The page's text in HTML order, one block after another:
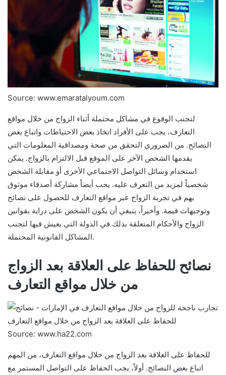
Source: www.emaratalyoum.com
لتجنب الوقوع في مشاكل محتملة أثناء الزواج من خلال مواقع
التعارف، يجب على الأفراد اتخاذ بعض الاحتياطات واتباع بعض
النصائح. من الضروري التحقق من صحة ومصداقية المعلومات التي
يقدمها الشخص الآخر على الموقع قبل الالتزام بالزواج. يمكن
استخدام وسائل التواصل الاجتماعي الأخرى أو مقابلة الشخص
شخصياً لمزيد من التعرف عليه. يجب أيضاً مشاركة أصدقاء موثوق
بهم في تجربة الزواج عبر مواقع التعارف للحصول على نصائح
وتوجيهات قيمة. وأخيراً، ينبغي أن يكون الشخص على دراية بقوانين
الزواج والأحكام المتعلقة بذلك في الدولة التي يعيش فيها لتجنب
المشاكل القانونية المحتملة.
نصائح للحفاظ على العلاقة بعد الزواج
من خلال مواقع التعارف
Source: www.ha22.com
للحفاظ على العلاقة بعد الزواج من خلال مواقع التعارف، من المهم
اتباع بعض النصائح. أولاً، يجب الحفاظ على التواصل المستمر مع